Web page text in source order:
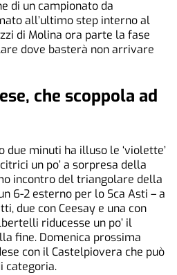
di un campionato da
all’ultimo step interno al
di Molina ora parte la fase
dove basterà non arrivare
che scoppola ad
due minuti ha illuso le ‘violette’
un po’ a sorpresa della
incontro del triangolare della
6-2 esterno per lo Sca Asti – a
due con Ceesay e una con
riducesse un po’ il
fine. Domenica prossima
con il Castelpiovera che può
categoria.